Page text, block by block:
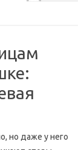
но даже у него